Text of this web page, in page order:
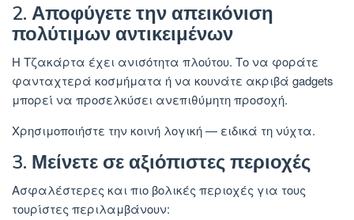
2. Αποφύγετε την απεικόνιση
πολύτιμων αντικειμένων
Η Τζακάρτα έχει ανισότητα πλούτου. Το να φοράτε
φανταχτερά κοσμήματα ή να κουνάτε ακριβά gadgets
μπορεί να προσελκύσει ανεπιθύμητη προσοχή.
Χρησιμοποιήστε την κοινή λογική — ειδικά τη νύχτα.
3. Μείνετε σε αξιόπιστες περιοχές
Ασφαλέστερες και πιο βολικές περιοχές για τους
τουρίστες περιλαμβάνουν: